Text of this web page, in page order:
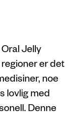
Jelly
er det
noe
lovlig med
Denne